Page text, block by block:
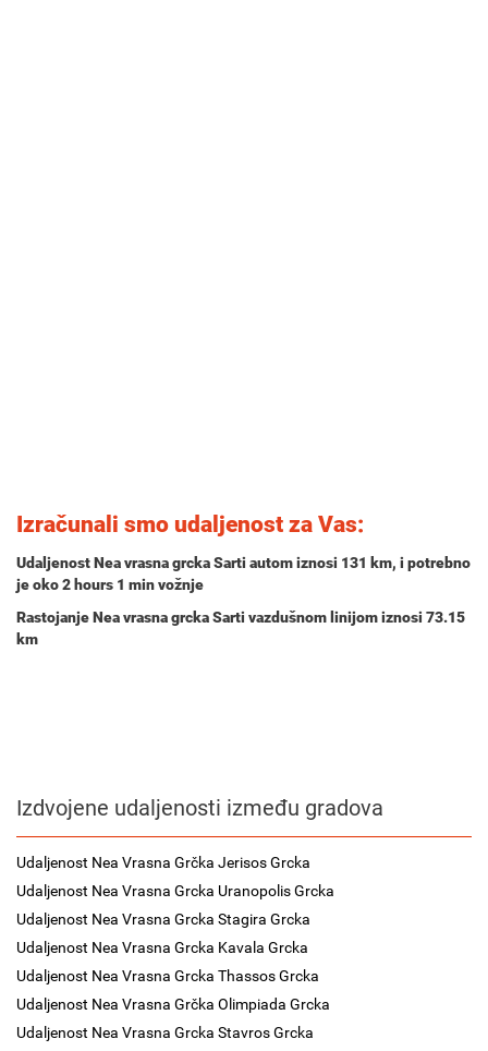
Izračunali smo udaljenost za Vas:
Udaljenost Nea vrasna grcka Sarti autom iznosi 131 km, i potrebno
je oko2 hours 1 minvožnje
Rastojanje Nea vrasna grcka Sarti vazdušnom linijom iznosi 73.15
km
Izdvojene udaljenosti između gradova
Udaljenost Nea Vrasna Grčka Jerisos Grcka
Udaljenost Nea Vrasna Grcka Uranopolis Grcka
Udaljenost Nea Vrasna Grcka Stagira Grcka
Udaljenost Nea Vrasna Grcka Kavala Grcka
Udaljenost Nea Vrasna Grcka Thassos Grcka
Udaljenost Nea Vrasna Grčka Olimpiada Grcka
Udaljenost Nea Vrasna Grcka Stavros Grcka